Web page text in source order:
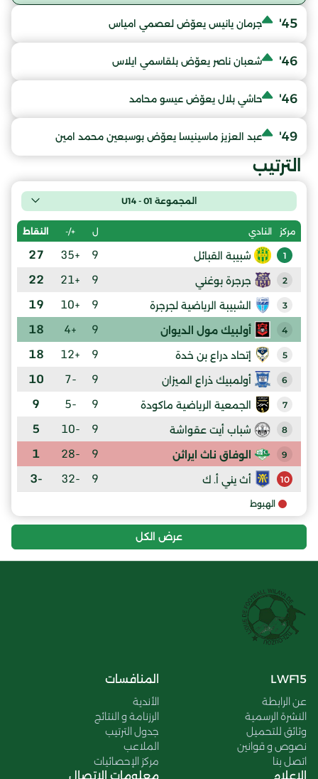
45' جرمان يانيس يعوّض لعصمي امياس
46' شعبان ناصر يعوّض بلقاسمي ايلاس
46' حاشي بلال يعوّض عيسو محامد
49' عبد العزيز ماسينيسا يعوّض بوسبعين محمد امين
الترتيب
المجموعة 01 - U14
مركز النادي ل +/- النقاط
1 شبيبة القبائل 9
+35
27
2 جرجرة بوغني 9
+21
22
3 الشبيبة الرياضية لجرجرة 9
+10
19
4 أولبيك مول الديوان 9
+4
18
5 إتحاد دراع بن خدة 9
+12
18
6 أولمبيك ذراع الميزان 9
-7
10
7 الجمعية الرياضية ماكودة 9
-5
9
8 شباب أيت عقواشة 9
-10
5
9 الوفاق ناث ايراثن 9
-28
1
10 أث يني أ. ك 9
-32
-3
الهبوط
عرض الكل
LWF15
عن الرابطة
النشرة الرسمية
وثائق للتحميل
نصوص و قوانين
اتصل بنا
المنافسات
الأندية
الرزنامة و النتائج
جدول الترتيب
الملاعب
مركز الإحصائيات
الإعلام معلومات الاتصال